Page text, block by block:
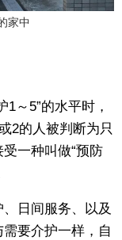
家中
～5”的水平时，
2的人被判断为只
一种叫做“预防
日间服务、以及
要介护一样，自